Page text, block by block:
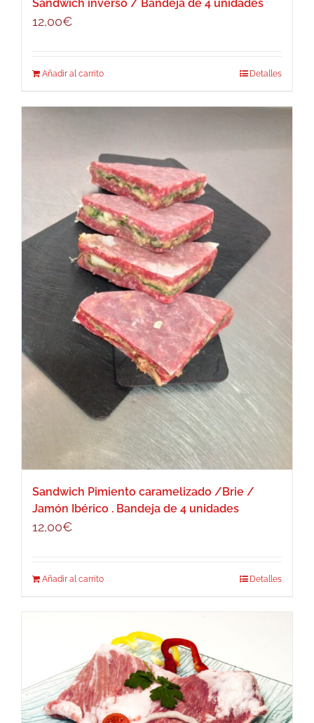
Sandwich inverso / Bandeja de 4 unidades
12,00€
Añadir al carrito Detalles
Sandwich Pimiento caramelizado /Brie /
Jamón Ibérico . Bandeja de 4 unidades
12,00€
Añadir al carrito Detalles